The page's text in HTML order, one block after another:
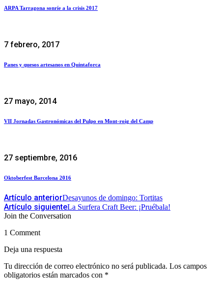
ARPA Tarragona sonríe a la crisis 2017
7 febrero, 2017
Panes y quesos artesanos en Quintaforca
27 mayo, 2014
VII Jornadas Gastronómicas del Pulpo en Mont-roig del Camp
27 septiembre, 2016
Oktoberfest Barcelona 2016
Artículo anteriorDesayunos de domingo: Tortitas
Artículo siguienteLa Surfera Craft Beer: ¡Pruébala!
Join the Conversation
1 Comment
Deja una respuesta
Tu dirección de correo electrónico no será publicada. Los campos
obligatorios están marcados con *